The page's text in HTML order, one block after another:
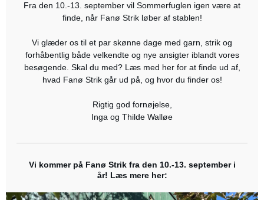
Fra den 10.-13. september vil Sommerfuglen igen være at
finde, når Fanø Strik løber af stablen!
Vi glæder os til et par skønne dage med garn, strik og
forhåbentlig både velkendte og nye ansigter iblandt vores
besøgende. Skal du med? Læs med her for at finde ud af,
hvad Fanø Strik går ud på, og hvor du finder os!
Rigtig god fornøjelse,
Inga og Thilde Walløe
Vi kommer på Fanø Strik fra den 10.-13. september i
år! Læs mere her: